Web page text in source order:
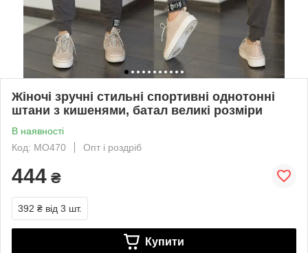
Жіночі зручні стильні спортивні однотонні
штани з кишенями, батал великі розміри
В наявності
Код: МО470
Опт і роздріб
444 ₴
392 ₴ від 3 шт.
Купити